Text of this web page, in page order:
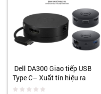
Dell DA300 Giao tiếp USB
Type C– Xuất tín hiệu ra
HDMI , VGA , Lan , USB 3.0,